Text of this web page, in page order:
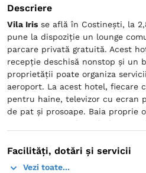
Descriere
Vila Iris se află în Costineşti, la
pune la dispoziție un lounge
parcare privată gratuită. Acest
recepție deschisă nonstop și un
proprietății poate organiza
aeroport. La acest hotel, fiecare
pentru haine, televizor cu ecran
de pat și prosoape. Baia proprie
gratuite. Camerele includ un
Hypermarket. Aeroportul
Facilități, dotări și servicii
Vezi toate...